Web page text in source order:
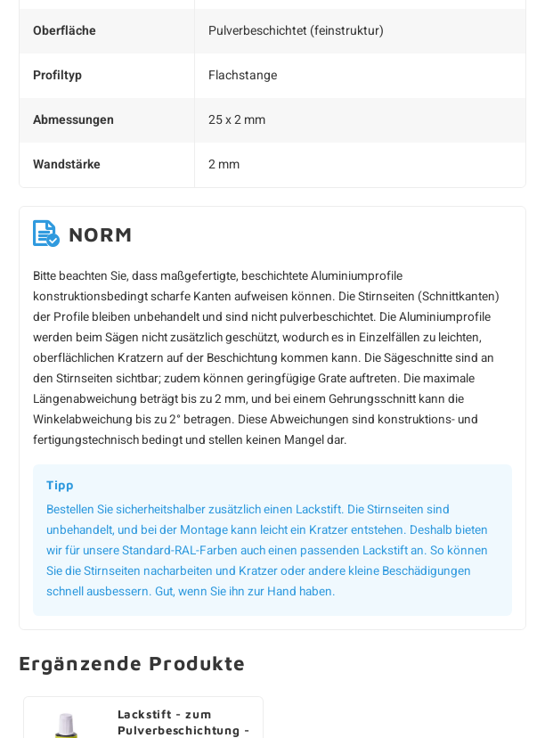
Oberfläche Pulverbeschichtet (feinstruktur)
Profiltyp Flachstange
Abmessungen 25 x 2 mm
Wandstärke 2 mm
NORM
Bitte beachten Sie, dass maßgefertigte, beschichtete Aluminiumprofile
konstruktionsbedingt scharfe Kanten aufweisen können. Die Stirnseiten (Schnittkanten)
der Profile bleiben unbehandelt und sind nicht pulverbeschichtet. Die Aluminiumprofile
werden beim Sägen nicht zusätzlich geschützt, wodurch es in Einzelfällen zu leichten,
oberflächlichen Kratzern auf der Beschichtung kommen kann. Die Sägeschnitte sind an
den Stirnseiten sichtbar; zudem können geringfügige Grate auftreten. Die maximale
Längenabweichung beträgt bis zu 2 mm, und bei einem Gehrungsschnitt kann die
Winkelabweichung bis zu 2° betragen. Diese Abweichungen sind konstruktions- und
fertigungstechnisch bedingt und stellen keinen Mangel dar.
Tipp
Bestellen Sie sicherheitshalber zusätzlich einen Lackstift. Die Stirnseiten sind
unbehandelt, und bei der Montage kann leicht ein Kratzer entstehen. Deshalb bieten
wir für unsere Standard-RAL-Farben auch einen passenden Lackstift an. So können
Sie die Stirnseiten nacharbeiten und Kratzer oder andere kleine Beschädigungen
schnell ausbessern. Gut, wenn Sie ihn zur Hand haben.
Ergänzende Produkte
Lackstift - zum
Pulverbeschichtung -